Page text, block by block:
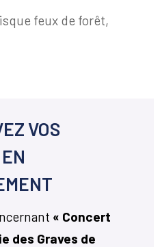
feux de forêt,
VOS
« Concert
des Graves de